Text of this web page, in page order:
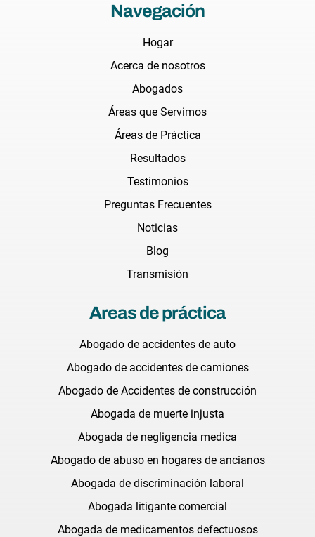
Navegación
Hogar
Acerca de nosotros
Abogados
Áreas que Servimos
Áreas de Práctica
Resultados
Testimonios
Preguntas Frecuentes
Noticias
Blog
Transmisión
Areas de práctica
Abogado de accidentes de auto
Abogado de accidentes de camiones
Abogado de Accidentes de construcción
Abogada de muerte injusta
Abogada de negligencia medica
Abogado de abuso en hogares de ancianos
Abogada de discriminación laboral
Abogada litigante comercial
Abogada de medicamentos defectuosos